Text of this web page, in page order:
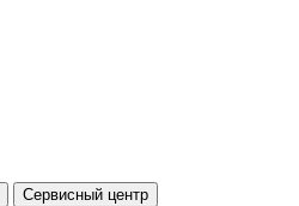
Сервисный центр